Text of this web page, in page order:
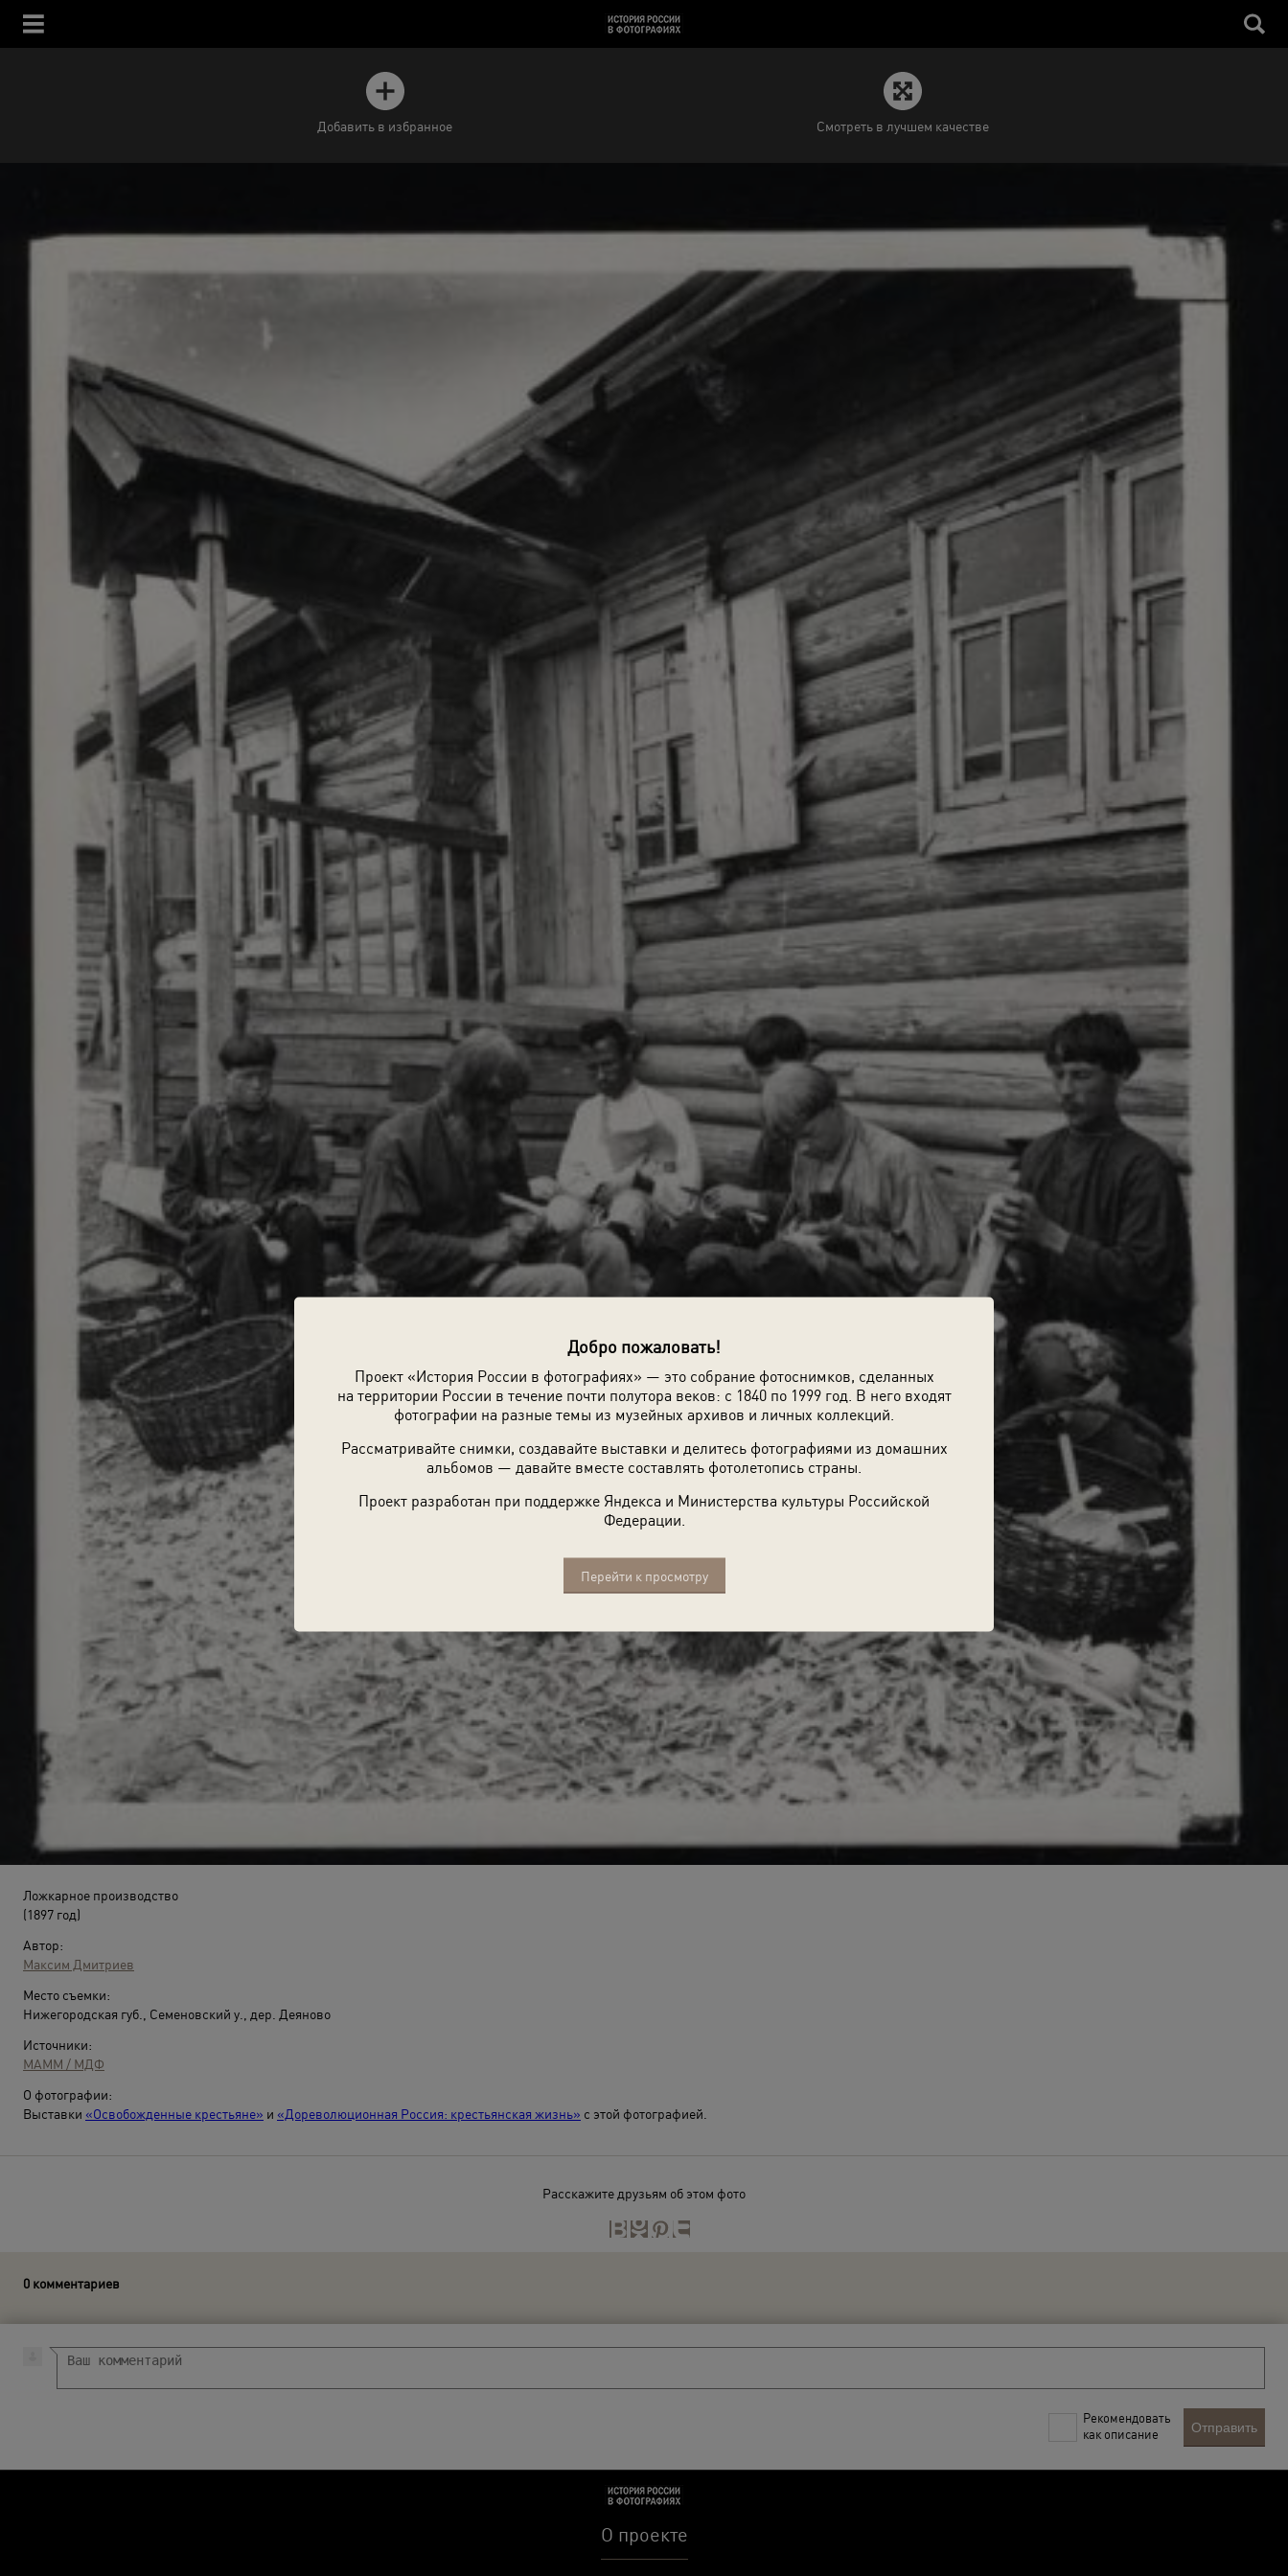
Добро пожаловать!
Проект «История России в фотографиях» — это собрание фотоснимков, сделанных
на территории России в течение почти полутора веков: с 1840 по 1999 год. В него входят
фотографии на разные темы из музейных архивов и личных коллекций.
Рассматривайте снимки, создавайте выставки и делитесь фотографиями из домашних
альбомов — давайте вместе составлять фотолетопись страны.
Проект разработан при поддержке Яндекса и Министерства культуры Российской
Федерации.
Перейти к просмотру
Добавить в избранное Смотреть в лучшем качестве
Ложкарное производство
(1897 год)
Автор:
Максим Дмитриев
Место съемки:
Нижегородская губ., Семеновский у., дер. Деяново
Источники:
МАММ / МДФ
О фотографии:
Выставки «Освобожденные крестьяне» и «Дореволюционная Россия: крестьянская жизнь» с этой фотографией.
Расскажите друзьям об этом фото
0 комментариев
Рекомендовать
как описание
Отправить
О проекте